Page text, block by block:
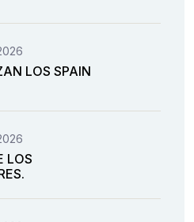
LOS SPAIN
LOS